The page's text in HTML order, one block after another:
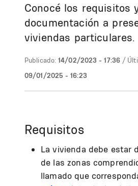
Conocé los requisitos
documentación a
viviendas particulares.
Publicado: 14/02/2023 - 17:36 /
09/01/2025 - 16:23
Requisitos
La vivienda debe estar
de las zonas
llamado que